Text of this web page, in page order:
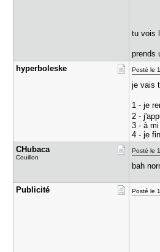
tu vois
prends
hyperboles​ke
Posté le
je vais
1 - je
2 -
3 - à
4 - je
CHubaca
Couillon
Posté le
bah
Publicité Posté le